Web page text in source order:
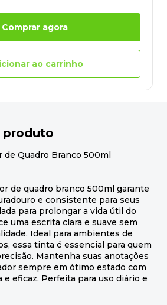
Comprar agora
ao carrinho
produto
de Quadro Branco 500ml
de quadro branco 500ml garante
e consistente para seus
para prolongar a vida útil do
uma escrita clara e suave sem
Ideal para ambientes de
essa tinta é essencial para quem
Mantenha suas anotações
sempre em ótimo estado com
e eficaz. Perfeita para uso diário e